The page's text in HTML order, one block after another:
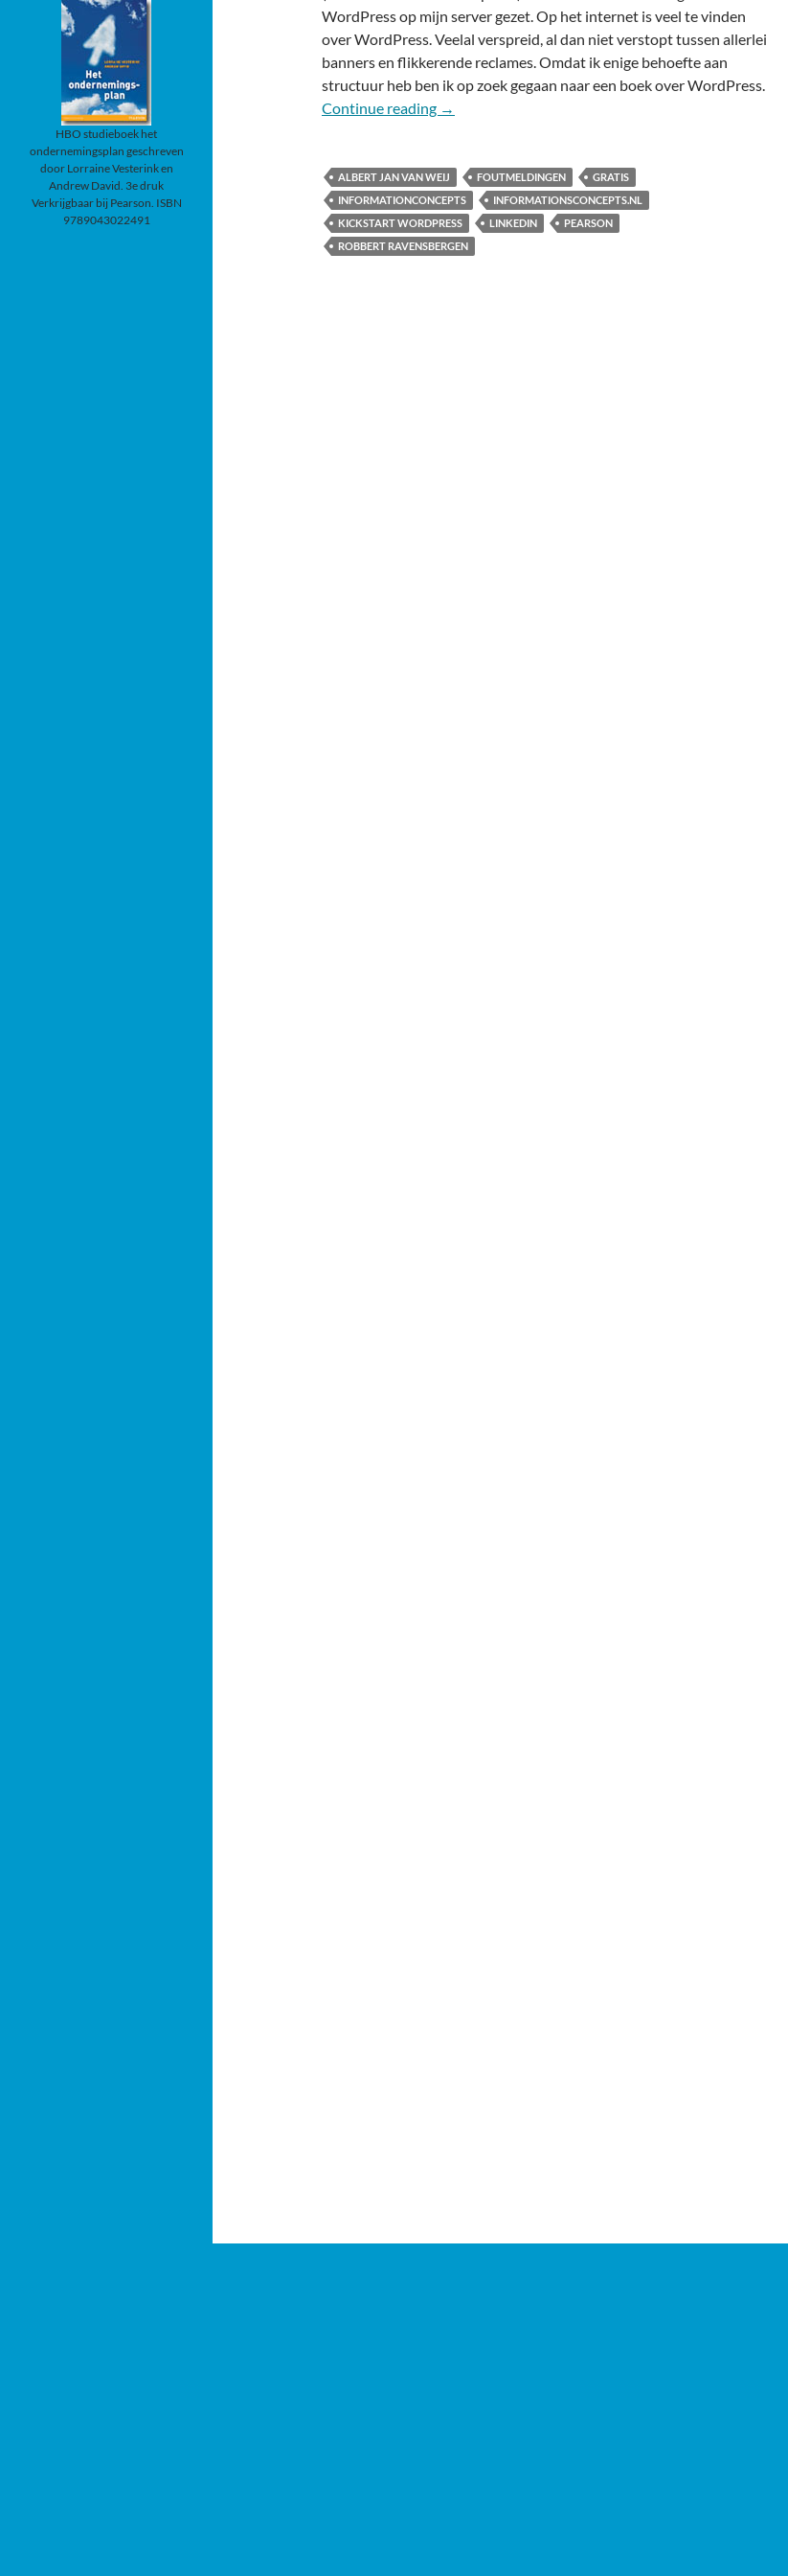
WordPress op mijn server gezet. Op het internet is veel te vinden
over WordPress. Veelal verspreid, al dan niet verstopt tussen allerlei
banners en flikkerende reclames. Omdat ik enige behoefte aan
structuur heb ben ik op zoek gegaan naar een boek over WordPress.
Continue reading Boek Kickstart WordPress
→
ALBERT JAN VAN WEIJ FOUTMELDINGEN
GRATIS
INFORMATIONCONCEPTS
INFORMATIONSCONCEPTS.NL
KICKSTART WORDPRESS
LINKEDIN
PEARSON
ROBBERT RAVENSBERGEN
HBO studieboek het
ondernemingsplan geschreven
door Lorraine Vesterink en
Andrew David. 3e druk
Verkrijgbaar bij Pearson. ISBN
9789043022491